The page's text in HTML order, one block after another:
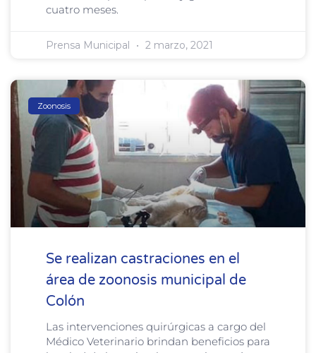
cuatro meses.
Prensa Municipal 2 marzo, 2021
Zoonosis
Se realizan castraciones en el
área de zoonosis municipal de
Colón
Las intervenciones quirúrgicas a cargo del
Médico Veterinario brindan beneficios para